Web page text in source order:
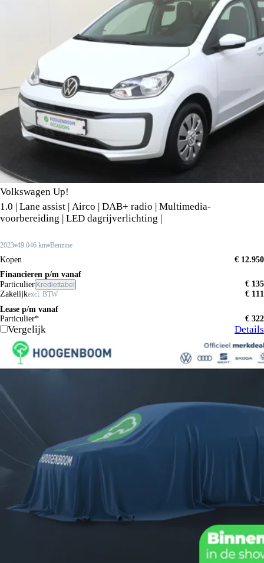
Volkswagen Up!
1.0 | Lane assist | Airco | DAB+ radio | Multimedia-
voorbereiding | LED dagrijverlichting |
2023 49.046 km Benzine
Kopen
€ 12.950
Financieren p/m vanaf
Particulier Krediettabel
€ 135
Zakelijkexcl. BTW
€ 111
Lease p/m vanaf
Particulier*
€ 322
Vergelijk Details